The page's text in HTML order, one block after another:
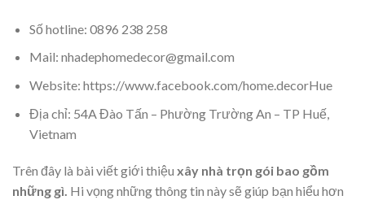
Số hotline: 0896 238 258
Mail: nhadephomedecor@gmail.com
Website: https://www.facebook.com/home.decorHue
Địa chỉ: 54A Đào Tấn – Phường Trường An – TP Huế,
Vietnam
Trên đây là bài viết giới thiệu xây nhà trọn gói bao gồm
những gì. Hi vọng những thông tin này sẽ giúp bạn hiểu hơn